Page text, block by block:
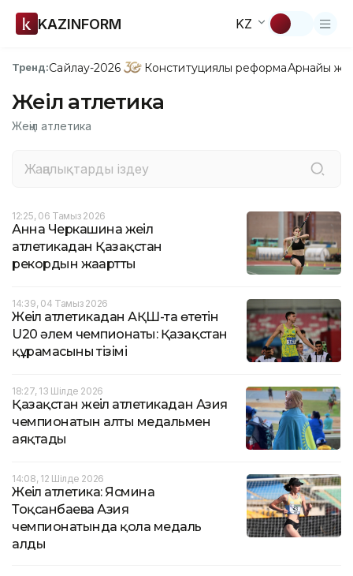
KAZINFORM KZ
Тренд:Сайлау-2026 Конституциялық реформаАрнайы
Жеңіл атлетика
Жеңіл атлетика
12:25, 06 Тамыз 2026
Анна Черкашина жеңіл
атлетикадан Қазақстан
рекордын жаңартты
14:39, 04 Тамыз 2026
Жеңіл атлетикадан АҚШ-та өтетін
U20 әлем чемпионаты: Қазақстан
құрамасының тізімі
18:27, 13 Шілде 2026
Қазақстан жеңіл атлетикадан Азия
чемпионатын алты медальмен
аяқтады
14:08, 12 Шілде 2026
Жеңіл атлетика: Ясмина
Тоқсанбаева Азия
чемпионатында қола медаль
алды